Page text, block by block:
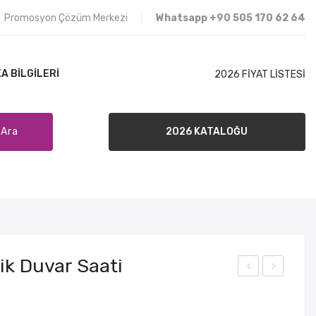
Promosyon Çözüm Merkezi Whatsapp +90 505 170 62 64
BILGILERI 2026 FİYAT LİSTESİ
Ara 2026 KATALOĞU
Duvar Saati